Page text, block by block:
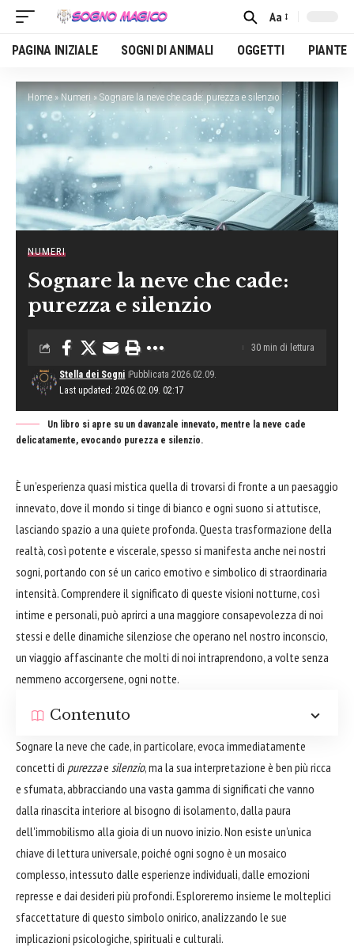
Font
Resizer
Aa
PAGINA INIZIALE SOGNI DI ANIMALI OGGETTI PIANTE
Home» Numeri » Sognare la neve che cade: purezza e silenzio
NUMERI
Sognare la neve che cade:
purezza e silenzio
Last updated: 2026.02.09. 02:17
Stella dei Sogni Pubblicata 2026.02.09.
30 min di lettura
Un libro si apre su un davanzale innevato, mentre la neve cade
delicatamente, evocando purezza e silenzio.
È un’esperienza quasi mistica quella di trovarsi di fronte a un paesaggio
innevato, dove il mondo si tinge di bianco e ogni suono si attutisce,
lasciando spazio a una quiete profonda. Questa trasformazione della
realtà, così potente e viscerale, spesso si manifesta anche nei nostri
sogni, portando con sé un carico emotivo e simbolico di straordinaria
intensità. Comprendere il significato di queste visioni notturne, così
intime e personali, può aprirci a una maggiore consapevolezza di noi
stessi e delle dinamiche silenziose che operano nel nostro inconscio,
un viaggio affascinante che molti di noi intraprendono, a volte senza
nemmeno accorgersene, ogni notte.
Contenuto
Sognare la neve che cade, in particolare, evoca immediatamente
concetti di purezzae silenzio, ma la sua interpretazione è ben più ricca
e sfumata, abbracciando una vasta gamma di significati che vanno
dalla rinascita interiore al bisogno di isolamento, dalla paura
dell'immobilismo alla gioia di un nuovo inizio. Non esiste un’unica
chiave di lettura universale, poiché ogni sogno è un mosaico
complesso, intessuto dalle esperienze individuali, dalle emozioni
represse e dai desideri più profondi. Esploreremo insieme le molteplici
sfaccettature di questo simbolo onirico, analizzando le sue
implicazioni psicologiche, spirituali e culturali.